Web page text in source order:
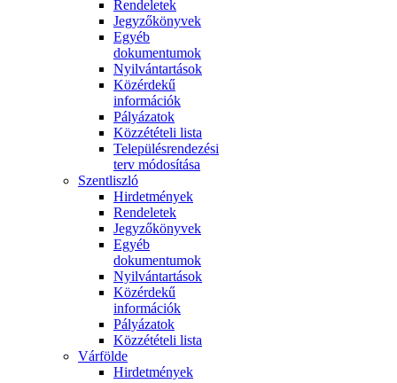
Rendeletek
Jegyzőkönyvek
Egyéb
dokumentumok
Nyilvántartások
Közérdekű
információk
Pályázatok
Közzétételi lista
Településrendezési
terv módosítása
Szentliszló
Hirdetmények
Rendeletek
Jegyzőkönyvek
Egyéb
dokumentumok
Nyilvántartások
Közérdekű
információk
Pályázatok
Közzétételi lista
Várfölde
Hirdetmények